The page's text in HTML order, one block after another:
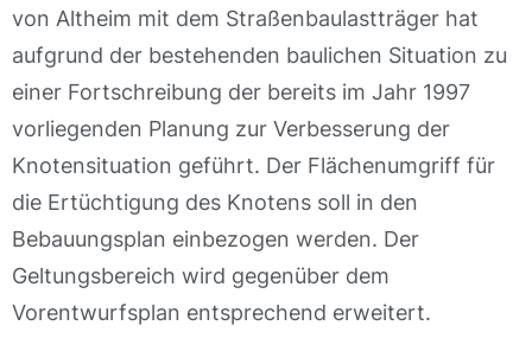
von Altheim mit dem Straßenbaulastträger hat
aufgrund der bestehenden baulichen Situation zu
einer Fortschreibung der bereits im Jahr 1997
vorliegenden Planung zur Verbesserung der
Knotensituation geführt. Der Flächenumgriff für
die Ertüchtigung des Knotens soll in den
Bebauungsplan einbezogen werden. Der
Geltungsbereich wird gegenüber dem
Vorentwurfsplan entsprechend erweitert.